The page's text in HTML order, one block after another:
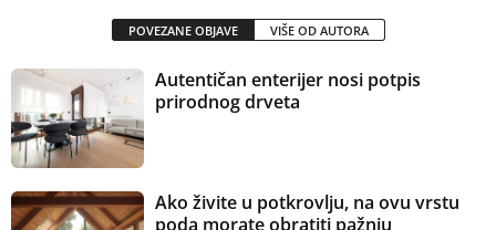
POVEZANE OBJAVE VIŠE OD AUTORA
Autentičan enterijer nosi potpis
prirodnog drveta
Ako živite u potkrovlju, na ovu vrstu
poda morate obratiti pažnju